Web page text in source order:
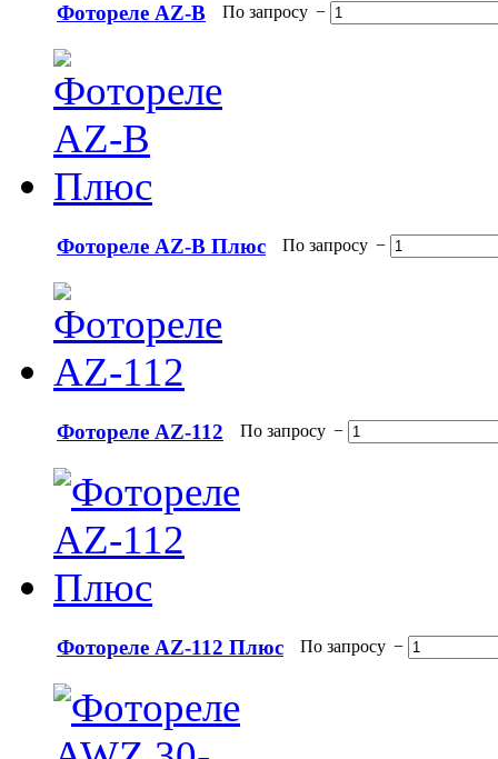
Фотореле AZ-B По запросу −
Фотореле AZ-B Плюс По запросу −
Фотореле AZ-112 По запросу −
Фотореле AZ-112 Плюс По запросу −